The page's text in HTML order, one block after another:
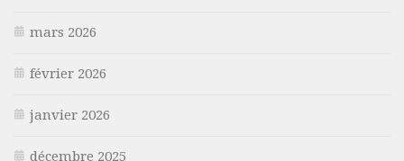
mars 2026
février 2026
janvier 2026
décembre 2025